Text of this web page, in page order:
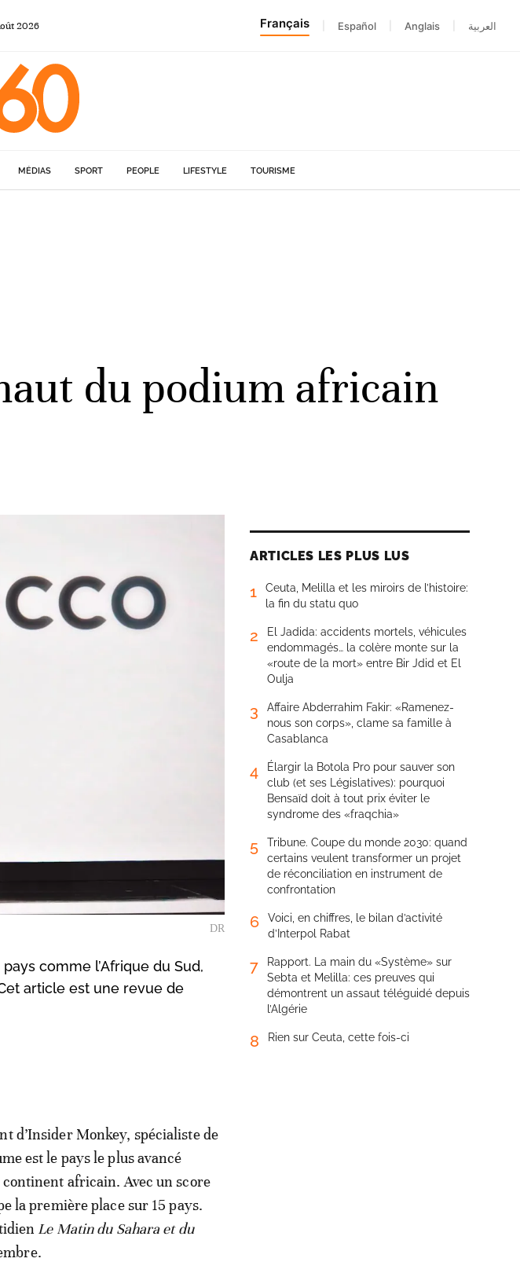
2026 Français Español Anglais العربية
MÉDIAS SPORT PEOPLE LIFESTYLE TOURISME
du podium africain
DR
comme l’Afrique du Sud,
article est une revue de
d’Insider Monkey, spécialiste de
est le pays le plus avancé
africain. Avec un score
la première place sur 15 pays.
Le Matin du Sahara et du
ARTICLES LES PLUS LUS
1
Ceuta, Melilla et les miroirs de l’histoire:
la fin du statu quo
2
El Jadida: accidents mortels, véhicules
endommagés… la colère monte sur la
«route de la mort» entre Bir Jdid et El
Oulja
3
Affaire Abderrahim Fakir: «Ramenez-
nous son corps», clame sa famille à
Casablanca
4
Élargir la Botola Pro pour sauver son
club (et ses Législatives): pourquoi
Bensaïd doit à tout prix éviter le
syndrome des «fraqchia»
5
Tribune. Coupe du monde 2030: quand
certains veulent transformer un projet
de réconciliation en instrument de
confrontation
6
Voici, en chiffres, le bilan d’activité
d’Interpol Rabat
7
Rapport. La main du «Système» sur
Sebta et Melilla: ces preuves qui
démontrent un assaut téléguidé depuis
l’Algérie
8 Rien sur Ceuta, cette fois-ci